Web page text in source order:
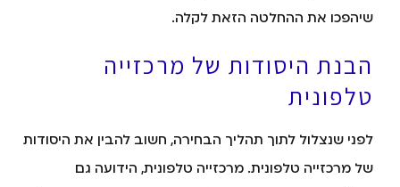
שיהפכו את ההחלטה הזאת לקלה.
הבנת היסודות של מרכזייה
טלפונית
לפני שנצלול לתוך תהליך הבחירה, חשוב להבין את היסודות
של מרכזייה טלפונית. מרכזייה טלפונית, הידועה גם